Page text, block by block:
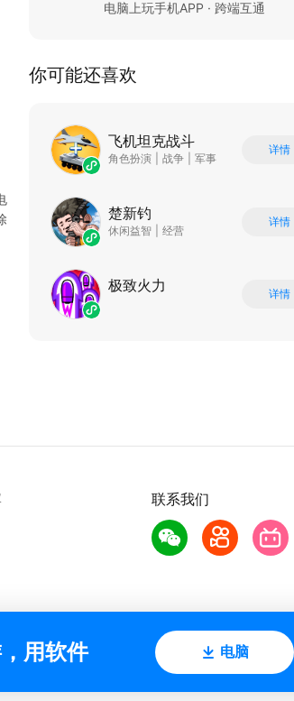
电脑上玩手机APP · 跨端互通
你可能还喜欢
飞机坦克战斗
角色扮演 战争 军事
详情
楚新钓
休闲益智 经营
详情
极致火力 详情
联系我们
用软件 电脑